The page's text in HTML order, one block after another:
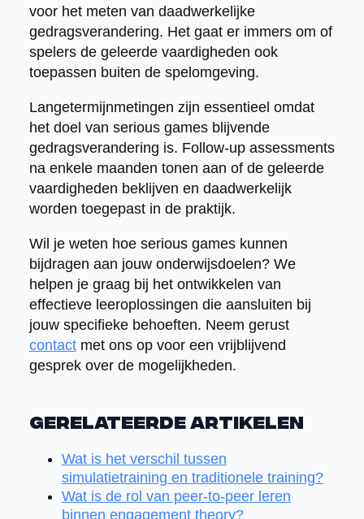
voor het meten van daadwerkelijke
gedragsverandering. Het gaat er immers om of
spelers de geleerde vaardigheden ook
toepassen buiten de spelomgeving.
Langetermijnmetingen zijn essentieel omdat
het doel van serious games blijvende
gedragsverandering is. Follow-up assessments
na enkele maanden tonen aan of de geleerde
vaardigheden beklijven en daadwerkelijk
worden toegepast in de praktijk.
Wil je weten hoe serious games kunnen
bijdragen aan jouw onderwijsdoelen? We
helpen je graag bij het ontwikkelen van
effectieve leeroplossingen die aansluiten bij
jouw specifieke behoeften. Neem gerust
contactmet ons op voor een vrijblijvend
gesprek over de mogelijkheden.
Gerelateerde artikelen
Wat is het verschil tussen
simulatietraining en traditionele training?
Wat is de rol van peer-to-peer leren
binnen engagement theory?